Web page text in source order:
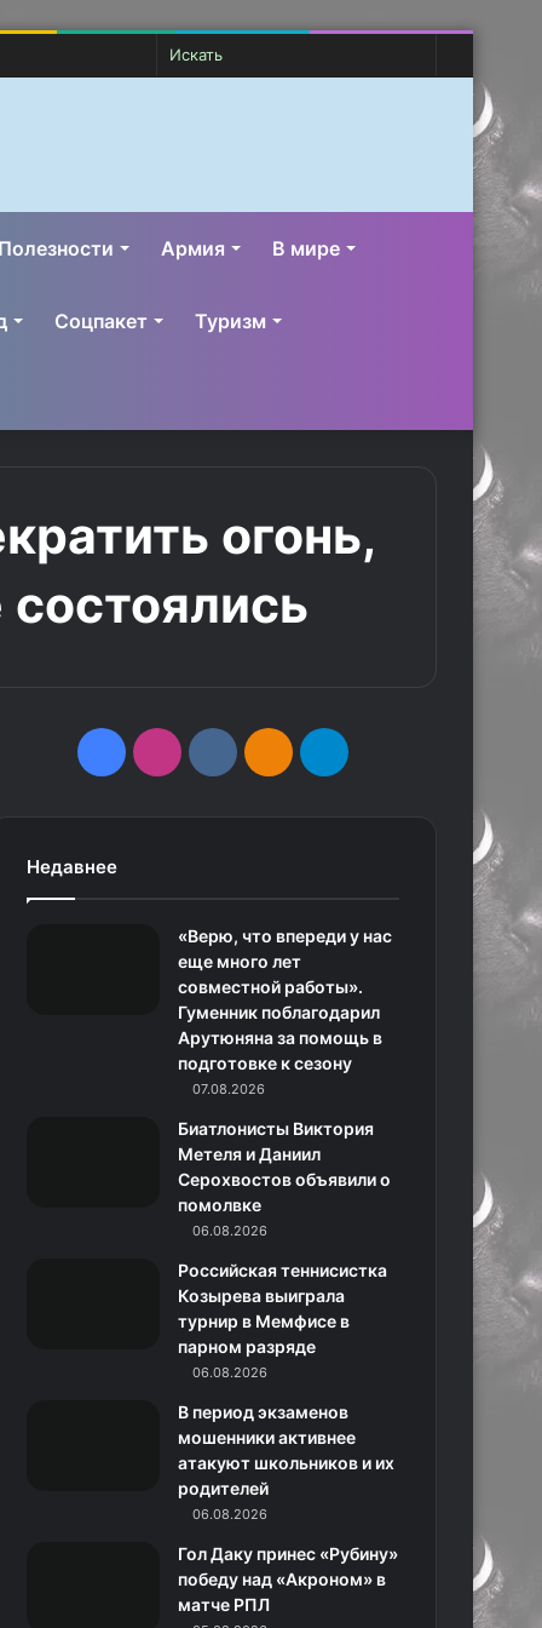
Switch
Случайная
Полезности Армия В мире
Соцпакет Туризм
огонь,
F
a
g
m
v
o
m
О
к
л
а
с
н
к
и
T
g
r
a
Недавнее
«Верю, что впереди у нас
еще много лет
совместной работы».
Гуменник поблагодарил
Арутюняна за помощь в
подготовке к сезону
07.08.2026
Биатлонисты Виктория
Метеля и Даниил
Серохвостов объявили о
помолвке
06.08.2026
Российская теннисистка
Козырева выиграла
турнир в Мемфисе в
парном разряде
06.08.2026
В период экзаменов
мошенники активнее
атакуют школьников и их
родителей
06.08.2026
Гол Даку принес «Рубину»
победу над «Акроном» в
матче РПЛ